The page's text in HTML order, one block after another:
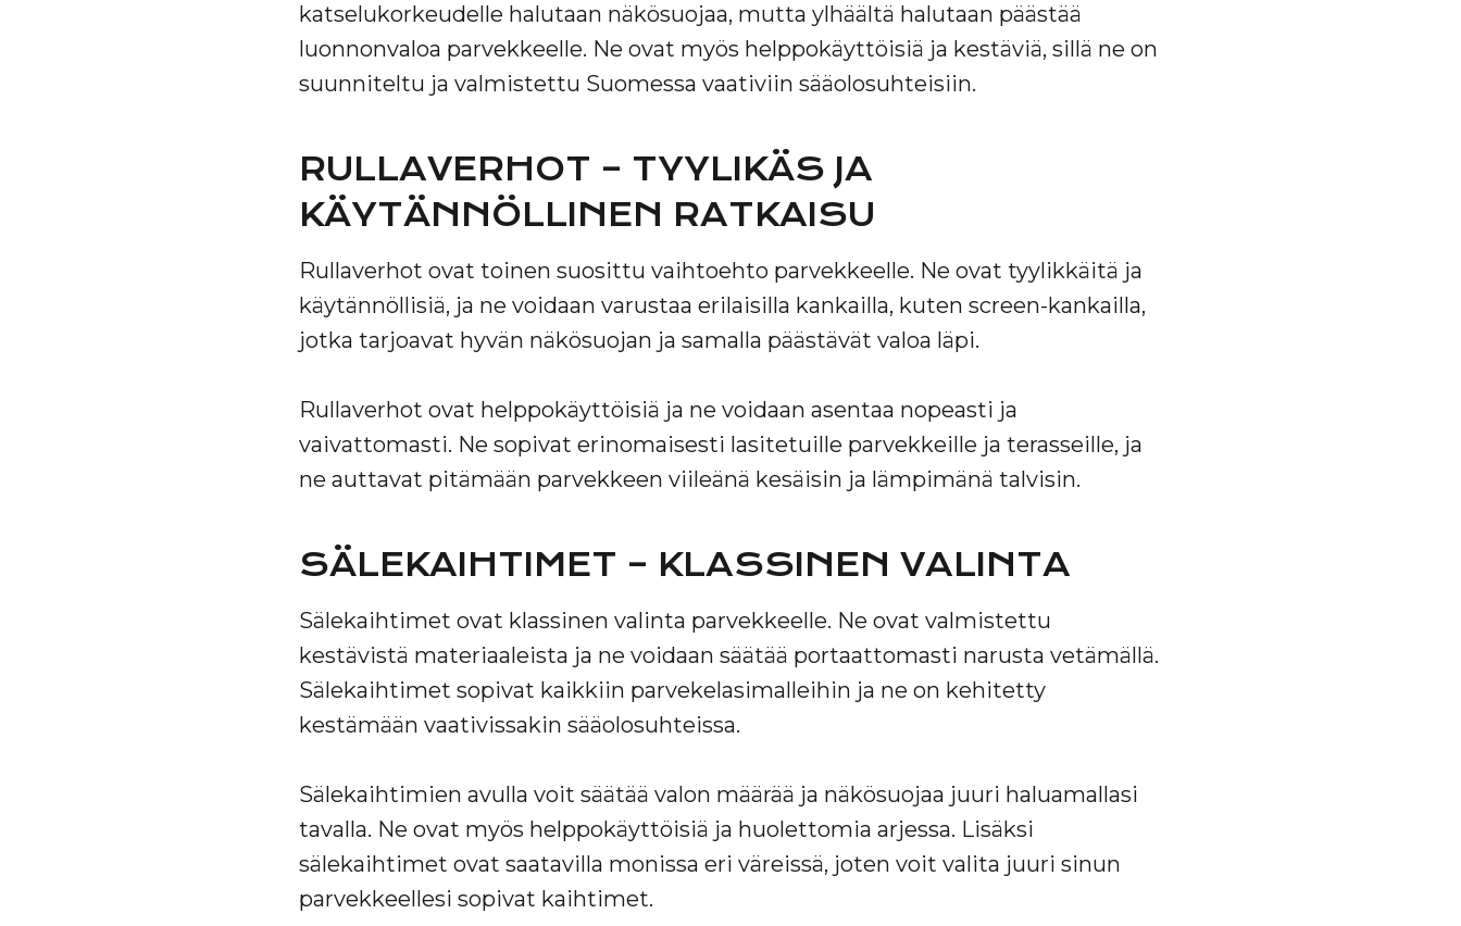
katselukorkeudelle halutaan näkösuojaa, mutta ylhäältä halutaan päästää
luonnonvaloa parvekkeelle. Ne ovat myös helppokäyttöisiä ja kestäviä, sillä ne on
suunniteltu ja valmistettu Suomessa vaativiin sääolosuhteisiin.
RULLAVERHOT – TYYLIKÄS JA
KÄYTÄNNÖLLINEN RATKAISU
Rullaverhot ovat toinen suosittu vaihtoehto parvekkeelle. Ne ovat tyylikkäitä ja
käytännöllisiä, ja ne voidaan varustaa erilaisilla kankailla, kuten screen-kankailla,
jotka tarjoavat hyvän näkösuojan ja samalla päästävät valoa läpi.
Rullaverhot ovat helppokäyttöisiä ja ne voidaan asentaa nopeasti ja
vaivattomasti. Ne sopivat erinomaisesti lasitetuille parvekkeille ja terasseille, ja
ne auttavat pitämään parvekkeen viileänä kesäisin ja lämpimänä talvisin.
SÄLEKAIHTIMET – KLASSINEN VALINTA
Sälekaihtimet ovat klassinen valinta parvekkeelle. Ne ovat valmistettu
kestävistä materiaaleista ja ne voidaan säätää portaattomasti narusta vetämällä.
Sälekaihtimet sopivat kaikkiin parvekelasimalleihin ja ne on kehitetty
kestämään vaativissakin sääolosuhteissa.
Sälekaihtimien avulla voit säätää valon määrää ja näkösuojaa juuri haluamallasi
tavalla. Ne ovat myös helppokäyttöisiä ja huolettomia arjessa. Lisäksi
sälekaihtimet ovat saatavilla monissa eri väreissä, joten voit valita juuri sinun
parvekkeellesi sopivat kaihtimet.